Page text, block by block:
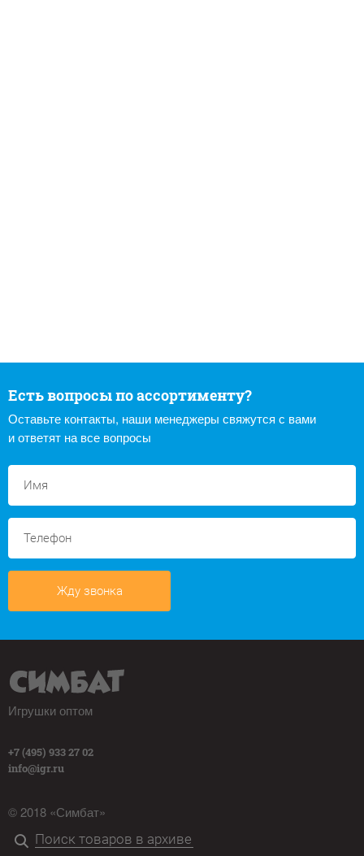
Есть вопросы по ассортименту?
Оставьте контакты, наши менеджеры свяжутся с вами
и ответят на все вопросы
Жду звонка
Игрушки оптом
+7 (495) 933 27 02
info@igr.ru
© 2018 «Симбат»